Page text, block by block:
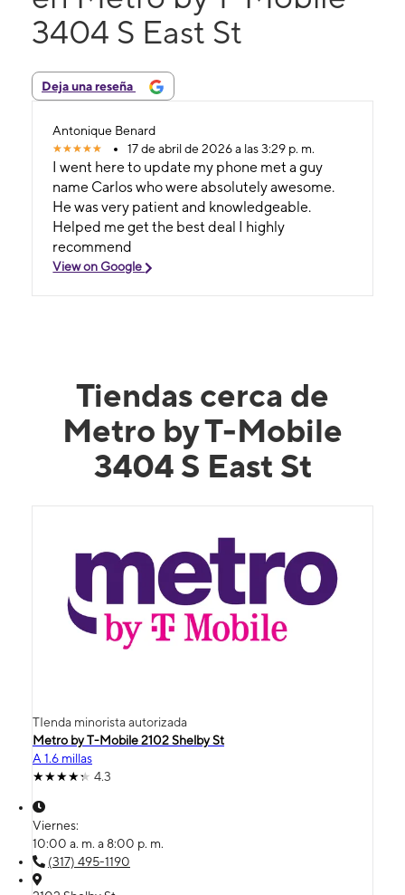
3404 S East St
Deja una reseña
Antonique Benard
17 de abril de 2026 a las 3:29 p. m.
I went here to update my phone met a guy
name Carlos who were absolutely awesome.
He was very patient and knowledgeable.
Helped me get the best deal I highly
recommend
View on Google
Tiendas cerca de
Metro by T-Mobile
3404 S East St
TIenda minorista autorizada
Metro by T-Mobile 2102 Shelby St
A 1.6 millas
4.3
Viernes:
10:00 a. m. a 8:00 p. m.
(317) 495-1190